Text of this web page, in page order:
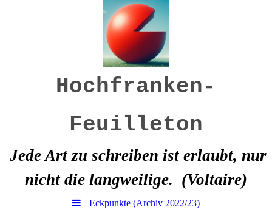
Hochfranken-
Feuilleton
Jede Art zu schreiben ist erlaubt, nur
nicht die langweilige. (Voltaire)
Eckpunkte (Archiv 2022/23)